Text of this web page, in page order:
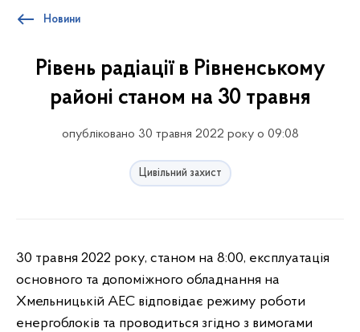
Новини
Рівень радіації в Рівненському
районі станом на 30 травня
опубліковано 30 травня 2022 року о 09:08
Цивільний захист
30 травня 2022 року, станом на 8:00, експлуатація
основного та допоміжного обладнання на
Хмельницькій АЕС відповідає режиму роботи
енергоблоків та проводиться згідно з вимогами